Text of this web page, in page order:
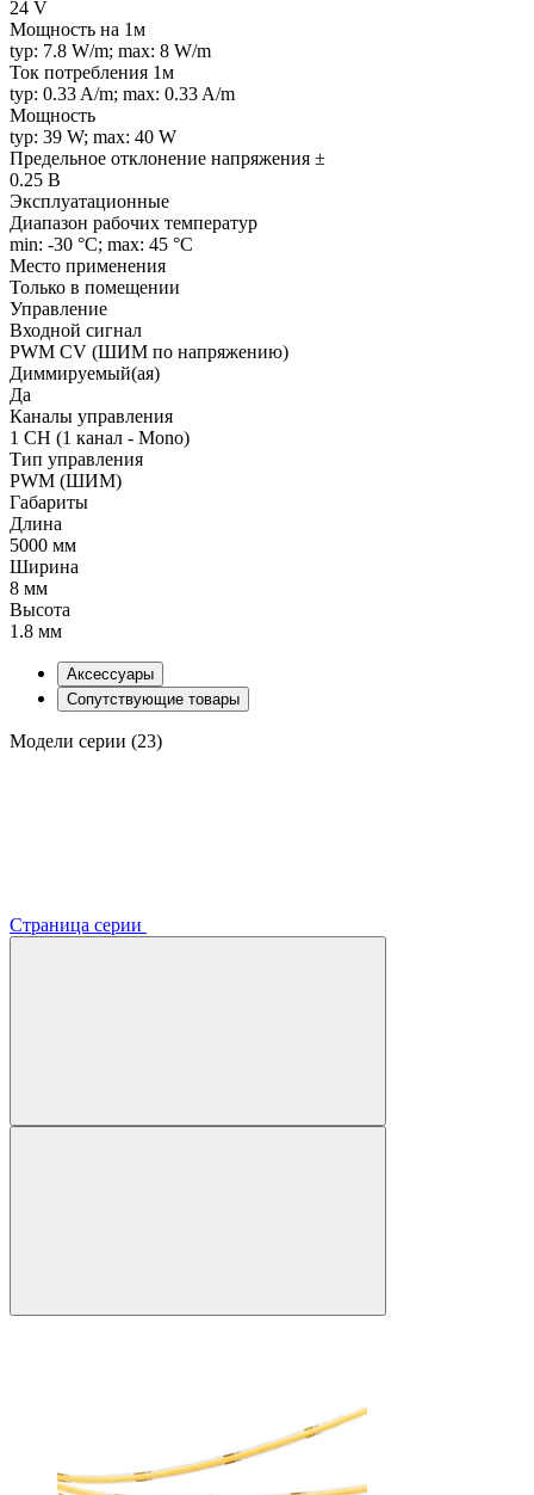
24 V
Мощность на 1м
typ: 7.8 W/m; max: 8 W/m
Ток потребления 1м
typ: 0.33 A/m; max: 0.33 A/m
Мощность
typ: 39 W; max: 40 W
Предельное отклонение напряжения ±
0.25 В
Эксплуатационные
Диапазон рабочих температур
min: -30 °C; max: 45 °C
Место применения
Только в помещении
Управление
Входной сигнал
PWM СV (ШИМ по напряжению)
Диммируемый(ая)
Да
Каналы управления
1 CH (1 канал - Mono)
Тип управления
PWM (ШИМ)
Габариты
Длина
5000 мм
Ширина
8 мм
Высота
1.8 мм
Аксессуары
Сопутствующие товары
Модели серии (23)
Страница серии